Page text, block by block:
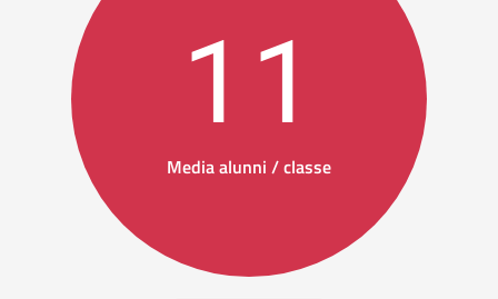
11
Media alunni / classe